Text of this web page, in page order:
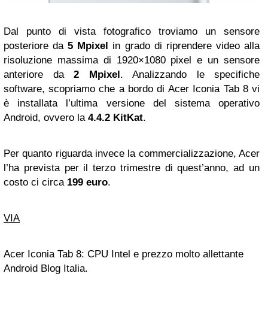
Dal punto di vista fotografico troviamo un sensore
posteriore da5 Mpixel in grado di riprendere video alla
risoluzione massima di 1920×1080 pixel e un sensore
anteriore da 2 Mpixel. Analizzando le specifiche
software, scopriamo che a bordo di Acer Iconia Tab 8 vi
è installata l’ultima versione del sistema operativo
Android, ovvero la 4.4.2 KitKat.
Per quanto riguarda invece la commercializzazione, Acer
l’ha prevista per il terzo trimestre di quest’anno, ad un
costo ci circa 199 euro.
VIA
Acer Iconia Tab 8: CPU Intel e prezzo molto allettante
Android Blog Italia.